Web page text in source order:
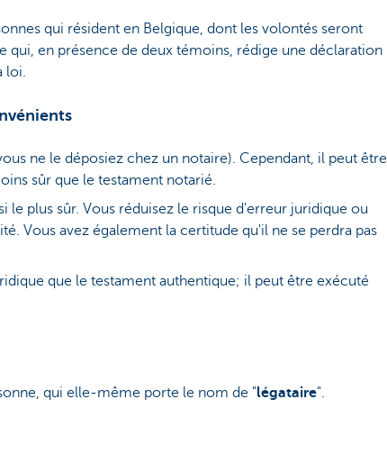
qui résident en Belgique, dont les volontés seront
qui, en présence de deux témoins, rédige une déclaration
loi.
ne le déposiez chez un notaire). Cependant, il peut être
sûr que le testament notarié.
le plus sûr. Vous réduisez le risque d'erreur juridique ou
Vous avez également la certitude qu'il ne se perdra pas
que le testament authentique; il peut être exécuté
qui elle-même porte le nom de "légataire".